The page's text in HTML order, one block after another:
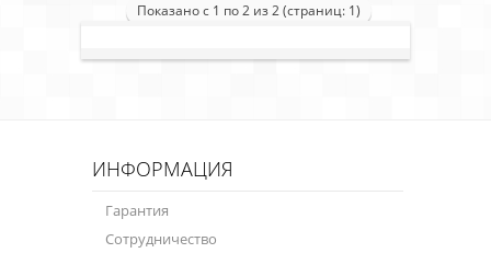
Показано с 1 по 2 из 2 (страниц: 1)
ИНФОРМАЦИЯ
Гарантия
Сотрудничество